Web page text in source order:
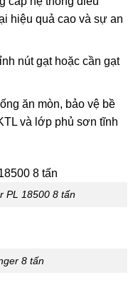
hiệu quả cao và sự an
nút gạt hoặc cần gạt
ăn mòn, bảo vệ bề
và lớp phủ sơn tĩnh
PL 18500 8 tấn
8 tấn